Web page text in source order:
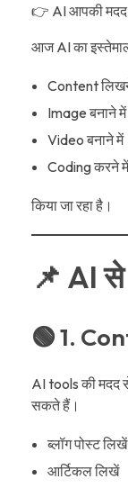
👉 AI आपकी मदद
आज AI का
Content
Image बनाने में
Video बनाने में
Coding करने में
किया जा रहा है।
📌 AI
🟢 1.
AI tools की
सकते हैं।
ब्लॉग पोस्ट लिखें
आर्टिकल लिखें